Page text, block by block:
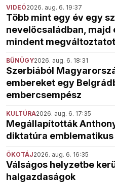
VIDEÓ2026. aug. 6. 19:37
Több mint egy év egy
nevelőcsaládban, majd
mindent
BŰNÜGY2026. aug. 6. 18:31
Szerbiából
embereket egy
embercsempész
KULTÚRA2026. aug. 6. 17:35
Megállapították
diktatúra
ÖKOTÁJ2026. aug. 6. 16:35
Válságos helyzetbe
halgazdaságok